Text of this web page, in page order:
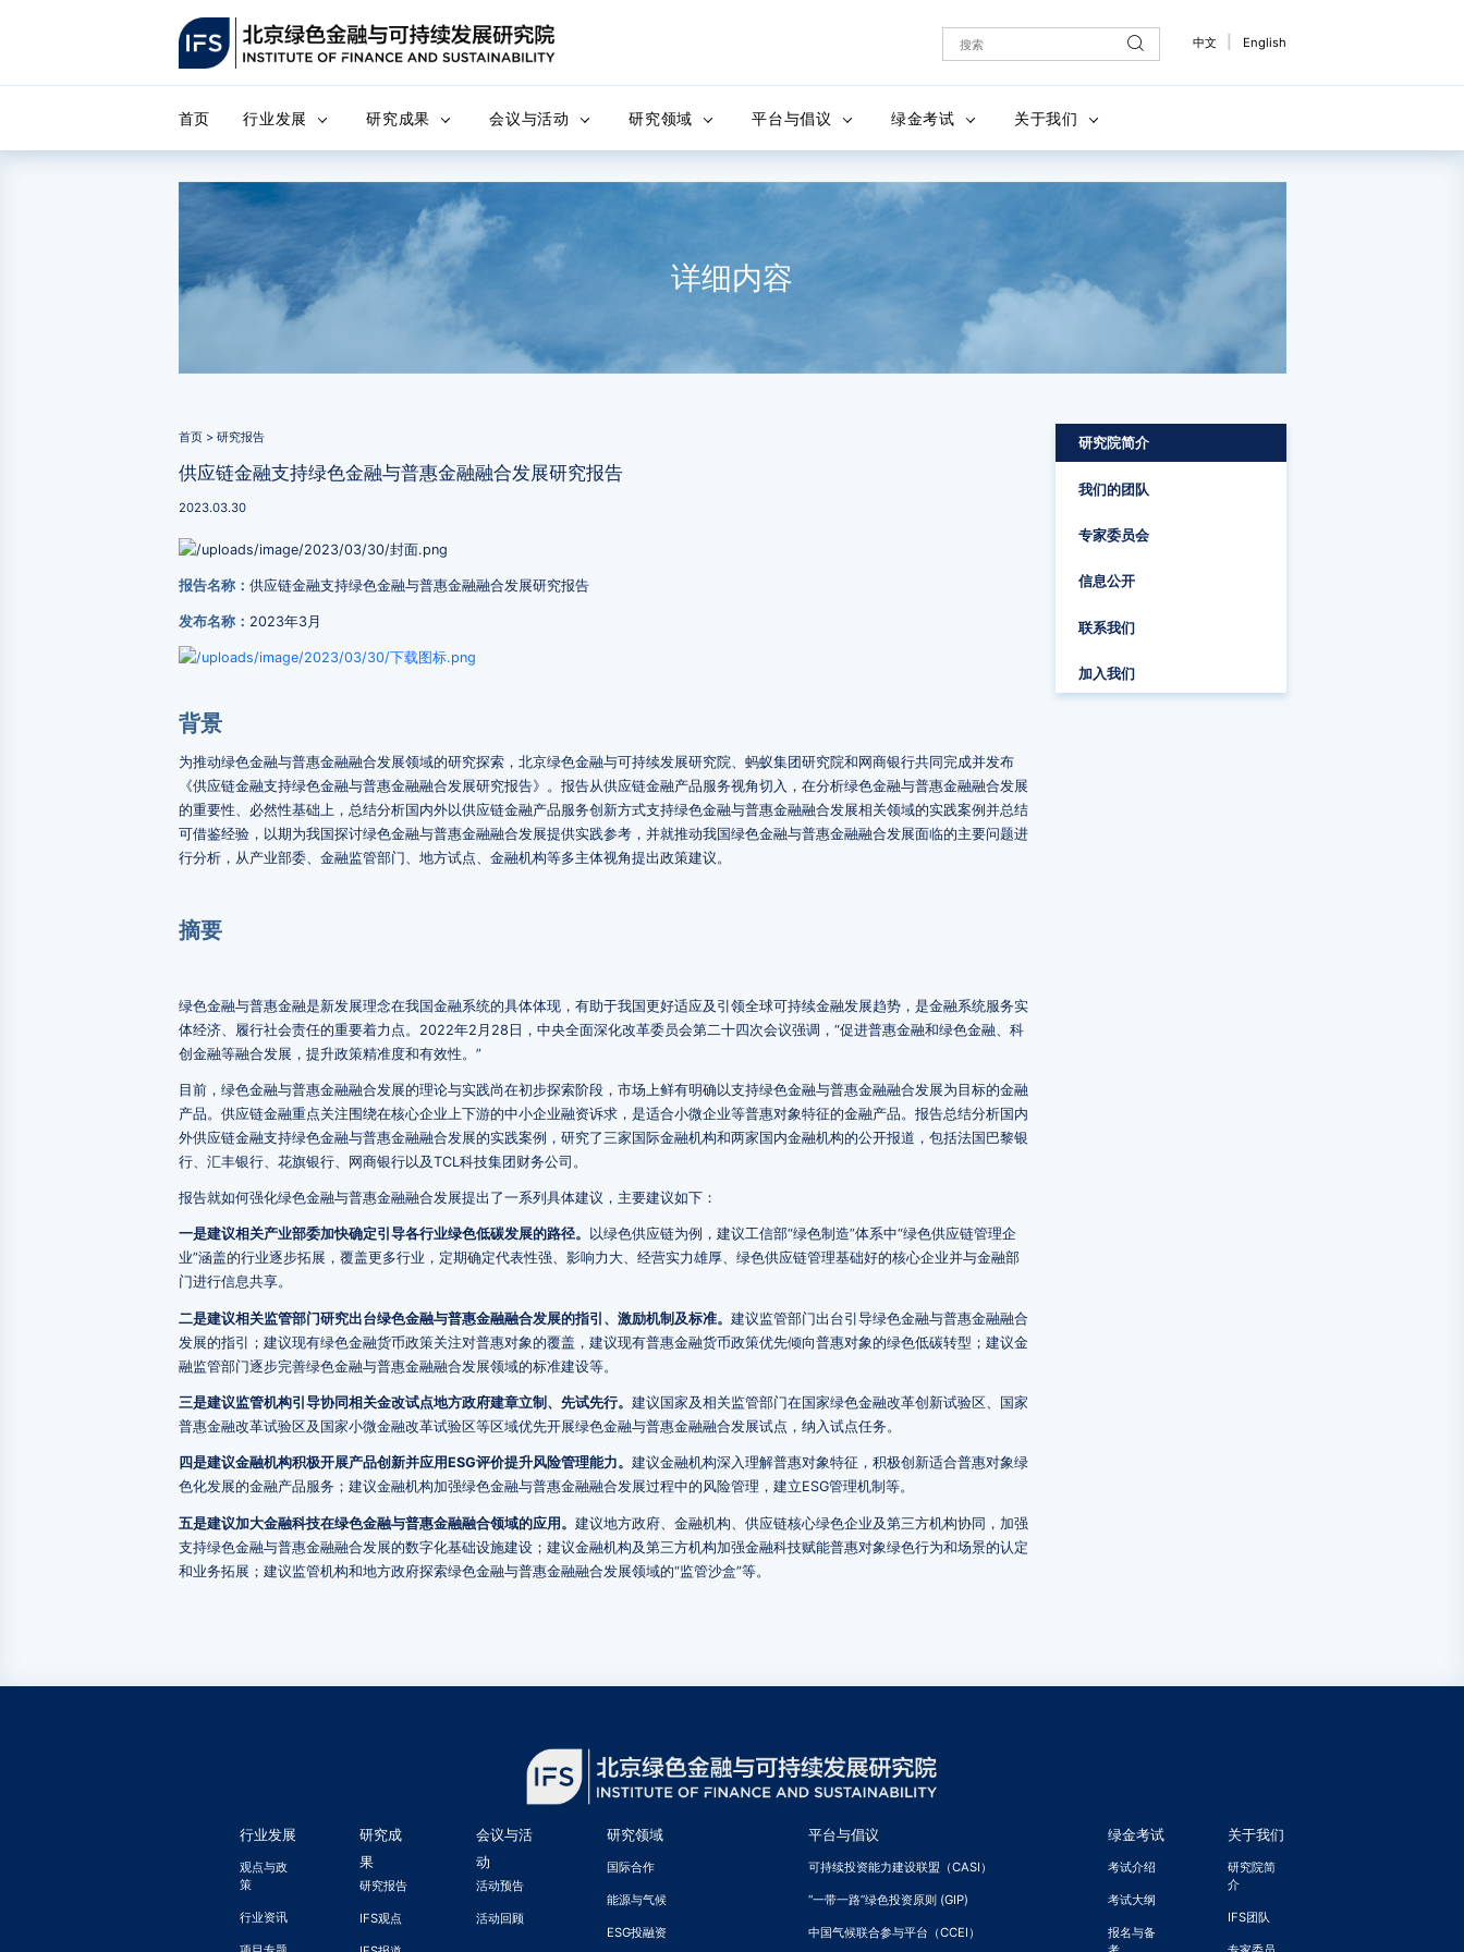
中文 English
首页 行业发展 研究成果 会议与活动 研究领域 平台与倡议 绿金考试 关于我们
详细内容
首页 > 研究报告
供应链金融支持绿色金融与普惠金融融合发展研究报告
2023.03.30
报告名称： 供应链金融支持绿色金融与普惠金融融合发展研究报告
发布名称： 2023年3月
背景
为推动绿色金融与普惠金融融合发展领域的研究探索，北京绿色金融与可持续发展研究院、蚂蚁集团研究院和网商银行共同完成并发布
《供应链金融支持绿色金融与普惠金融融合发展研究报告》。报告从供应链金融产品服务视角切入，在分析绿色金融与普惠金融融合发展
的重要性、必然性基础上，总结分析国内外以供应链金融产品服务创新方式支持绿色金融与普惠金融融合发展相关领域的实践案例并总结
可借鉴经验，以期为我国探讨绿色金融与普惠金融融合发展提供实践参考，并就推动我国绿色金融与普惠金融融合发展面临的主要问题进
行分析，从产业部委、金融监管部门、地方试点、金融机构等多主体视角提出政策建议。
摘要
绿色金融与普惠金融是新发展理念在我国金融系统的具体体现，有助于我国更好适应及引领全球可持续金融发展趋势，是金融系统服务实
体经济、履行社会责任的重要着力点。2022年2月28日，中央全面深化改革委员会第二十四次会议强调，“促进普惠金融和绿色金融、科
创金融等融合发展，提升政策精准度和有效性。”
目前，绿色金融与普惠金融融合发展的理论与实践尚在初步探索阶段，市场上鲜有明确以支持绿色金融与普惠金融融合发展为目标的金融
产品。供应链金融重点关注围绕在核心企业上下游的中小企业融资诉求，是适合小微企业等普惠对象特征的金融产品。报告总结分析国内
外供应链金融支持绿色金融与普惠金融融合发展的实践案例，研究了三家国际金融机构和两家国内金融机构的公开报道，包括法国巴黎银
行、汇丰银行、花旗银行、网商银行以及TCL科技集团财务公司。
报告就如何强化绿色金融与普惠金融融合发展提出了一系列具体建议，主要建议如下：
一是建议相关产业部委加快确定引导各行业绿色低碳发展的路径。
以绿色供应链为例，建议工信部“绿色制造”体系中“绿色供应链管理企
业”涵盖的行业逐步拓展，覆盖更多行业，定期确定代表性强、影响力大、经营实力雄厚、绿色供应链管理基础好的核心企业并与金融部
门进行信息共享。
二是建议相关监管部门研究出台绿色金融与普惠金融融合发展的指引、激励机制及标准。 建议监管部门出台引导绿色金融与普惠金融融合
发展的指引；建议现有绿色金融货币政策关注对普惠对象的覆盖，建议现有普惠金融货币政策优先倾向普惠对象的绿色低碳转型；建议金
融监管部门逐步完善绿色金融与普惠金融融合发展领域的标准建设等。
三是建议监管机构引导协同相关金改试点地方政府建章立制、先试先行。 建议国家及相关监管部门在国家绿色金融改革创新试验区、国家
普惠金融改革试验区及国家小微金融改革试验区等区域优先开展绿色金融与普惠金融融合发展试点，纳入试点任务。
四是建议金融机构积极开展产品创新并应用ESG评价提升风险管理能力。 建议金融机构深入理解普惠对象特征，积极创新适合普惠对象绿
色化发展的金融产品服务；建议金融机构加强绿色金融与普惠金融融合发展过程中的风险管理，建立ESG管理机制等。
五是建议加大金融科技在绿色金融与普惠金融融合领域的应用。 建议地方政府、金融机构、供应链核心绿色企业及第三方机构协同，加强
支持绿色金融与普惠金融融合发展的数字化基础设施建设；建议金融机构及第三方机构加强金融科技赋能普惠对象绿色行为和场景的认定
和业务拓展；建议监管机构和地方政府探索绿色金融与普惠金融融合发展领域的“监管沙盒”等。
研究院简介
我们的团队
专家委员会
信息公开
联系我们
加入我们
行业发展
观点与政
策
行业资讯
研究成
果
研究报告
IFS观点
会议与活
动
活动预告
活动回顾
研究领域
国际合作
能源与气候
ESG投融资
平台与倡议
可持续投资能力建设联盟（CASI）
“一带一路”绿色投资原则 (GIP)
中国气候联合参与平台（CCEI）
绿金考试
考试介绍
考试大纲
报名与备
关于我们
研究院简
介
IFS团队